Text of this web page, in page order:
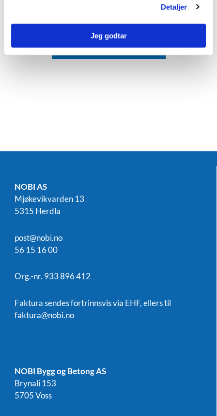
Detaljer
Jeg godtar
Send oss en forespørsel
NOBI AS
Mjøkevikvarden 13
5315 Herdla
post@nobi.no
56 15 16 00
Org.-nr. 933 896 412
Faktura sendes fortrinnsvis via EHF, ellers til
faktura@nobi.no
NOBI Bygg og Betong AS
Brynali 153
5705 Voss